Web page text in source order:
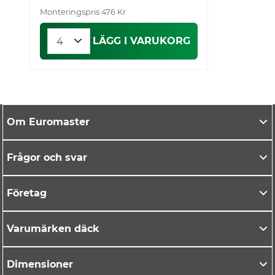
Monteringspris 476 Kr
LÄGG I VARUKORG
Om Euromaster
Frågor och svar
Företag
Varumärken däck
Dimensioner